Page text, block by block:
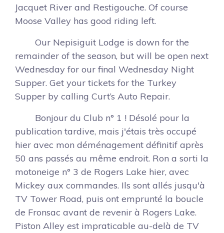
Jacquet River and Restigouche. Of course
Moose Valley has good riding left.
Our Nepisiguit Lodge is down for the
remainder of the season, but will be open next
Wednesday for our final Wednesday Night
Supper. Get your tickets for the Turkey
Supper by calling Curt’s Auto Repair.
Bonjour du Club n° 1 ! Désolé pour la
publication tardive, mais j'étais très occupé
hier avec mon déménagement définitif après
50 ans passés au même endroit. Ron a sorti la
motoneige n° 3 de Rogers Lake hier, avec
Mickey aux commandes. Ils sont allés jusqu'à
TV Tower Road, puis ont emprunté la boucle
de Fronsac avant de revenir à Rogers Lake.
Piston Alley est impraticable au-delà de TV